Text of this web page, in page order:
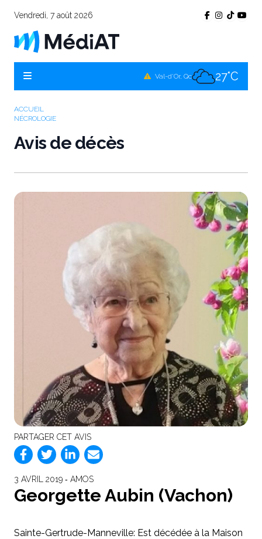
Vendredi, 7 août 2026
Val-d'Or, Qc 27°C
ACCUEIL
NÉCROLOGIE
Avis de décès
PARTAGER CET AVIS
3 AVRIL 2019 ‐ AMOS
Georgette Aubin (Vachon)
Sainte-Gertrude-Manneville: Est décédée à la Maison